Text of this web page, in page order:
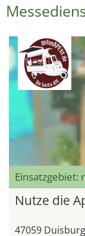
Einsatzgebiet:
Nutze die
47059 Duisburg